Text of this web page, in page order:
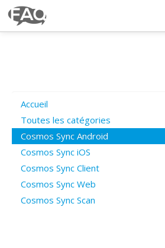
Poser une question
Questions ouvertes
Connexion
Accueil
Toutes les catégories
Cosmos Sync Android
Cosmos Sync iOS
Cosmos Sync Client
Cosmos Sync Web
Cosmos Sync Scan